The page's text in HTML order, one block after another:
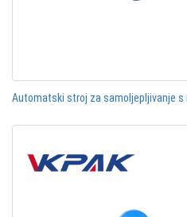
Automatski stroj za samoljepljivanje s